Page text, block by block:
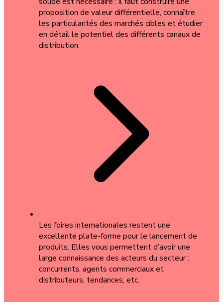
proposition de valeur différentielle, connaître
les particularités des marchés cibles et étudier
en détail le potentiel des différents canaux de
distribution.
Les foires internationales restent une
excellente plate-forme pour le lancement de
produits. Elles vous permettent d’avoir une
large connaissance des acteurs du secteur :
concurrents, agents commerciaux et
distributeurs, tendances, etc.